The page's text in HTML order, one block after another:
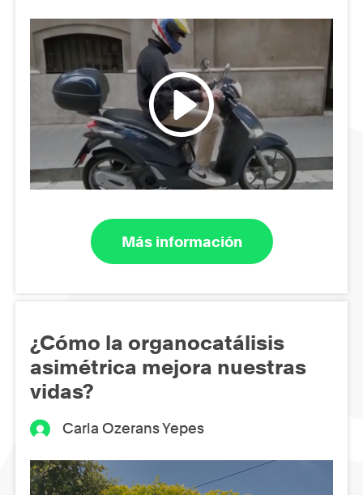
Más información
¿Cómo la organocatálisis
asimétrica mejora nuestras
vidas?
Carla Ozerans Yepes